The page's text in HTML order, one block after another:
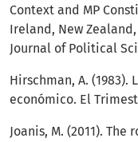
Context and MP
Ireland, New
Journal of Political
Hirschman, A.
económico. El
Joanis, M. (2011).